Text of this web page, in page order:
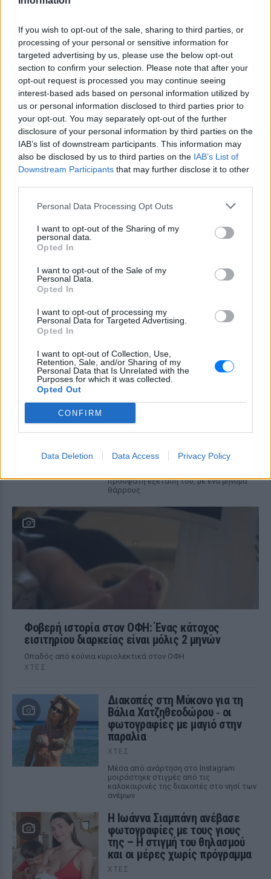
If you wish to opt-out of the sale, sharing to third parties, or
processing of your personal or sensitive information for
targeted advertising by us, please use the below opt-out
section to confirm your selection. Please note that after your
opt-out request is processed you may continue seeing
interest-based ads based on personal information utilized by
us or personal information disclosed to third parties prior to
your opt-out. You may separately opt-out of the further
disclosure of your personal information by third parties on the
IAB’s list of downstream participants. This information may
also be disclosed by us to third parties on the IAB’s List of
Downstream Participants that may further disclose it to other
Personal Data Processing Opt Outs
I want to opt-out of the Sharing of my
personal data.
Opted In
I want to opt-out of the Sale of my
Personal Data.
Opted In
I want to opt-out of processing my
Personal Data for Targeted Advertising.
Opted In
I want to opt-out of Collection, Use,
Retention, Sale, and/or Sharing of my
Personal Data that Is Unrelated with the
Purposes for which it was collected.
Opted Out
CONFIRM
Data Deletion Data Access Privacy Policy
ΔΕΙΤΕ ΕΠΙΣΗΣ
ΣΤΗΝ ΙΔΙΑ ΚΑΤΗΓΟΡΙΑ
Η Γαρυφαλλιά Καληφώνη στην
τις πόζες της
από τις καλοκαιρινές της διακοπές στο
βράδυ στο νοσοκομείο με ορούς
και αντιβιώσεις»
Η επιχειρηματίας έπαθε τροφική
δηλητηρίαση και μοιράστηκε με τους
followers της στο Instagram τις δύσκολες
ώρες που πέρασε.
Ατύχημα για τον Ιβάν Σβιτάιλο
στην Κέρκυρα: «Θα σηκωθώ πιο
δυνατός»
Ο ηθοποιός και χορευτής μοιράστηκε
πρόσφατη εξέτασή του, με ένα μήνυμα
θάρρους
Φοβερή ιστορία στον ΟΦΗ: Ένας κάτοχος
εισιτηρίου διαρκείας είναι μόλις 2 μηνών
Οπαδός από κούνια κυριολεκτικά στον ΟΦΗ
ΧΤΕΣ
Διακοπές στη Μύκονο για τη
Βάλια Χατζηθεοδώρου ‑ οι
φωτογραφίες με μαγιό στην
παραλία
ΧΤΕΣ
Μέσα από ανάρτηση στο Instagram
μοιράστηκε στιγμές από τις
καλοκαιρινές της διακοπές στο νησί των
ανέμων
H Ιωάννα Σιαμπάνη ανέβασε
φωτογραφίες με τους γιους
της – Η στιγμή του θηλασμού
και οι μέρες χωρίς πρόγραμμα
ΧΤΕΣ